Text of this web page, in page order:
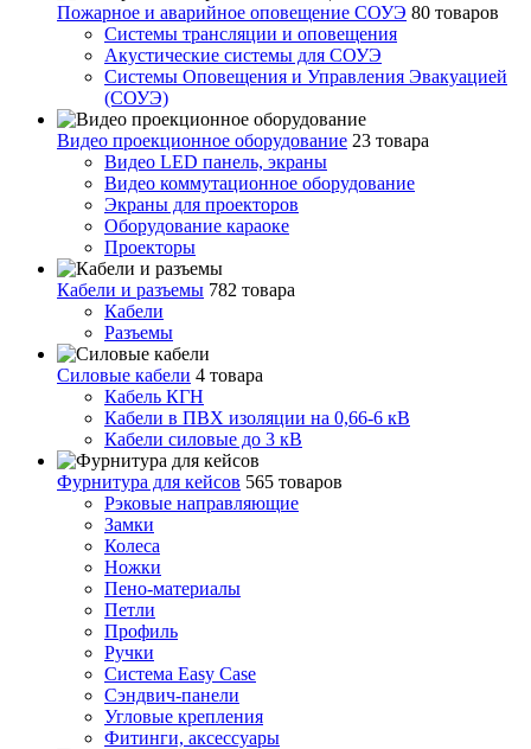
Пожарное и аварийное оповещение СОУЭ 80 товаров
Cистемы трансляции и оповещения
Акустические системы для СОУЭ
Системы Оповещения и Управления Эвакуацией
(СОУЭ)
Видео проекционное оборудование 23 товара
Видео LED панель, экраны
Видео коммутационное оборудование
Экраны для проекторов
Оборудование караоке
Проекторы
Кабели и разъемы 782 товара
Кабели
Разъемы
Силовые кабели 4 товара
Кабель КГН
Кабели в ПВХ изоляции на 0,66-6 кВ
Кабели силовые до 3 кВ
Фурнитура для кейсов 565 товаров
Рэковые направляющие
Замки
Колеса
Ножки
Пено-материалы
Петли
Профиль
Ручки
Система Easy Case
Сэндвич-панели
Угловые крепления
Фитинги, аксессуары